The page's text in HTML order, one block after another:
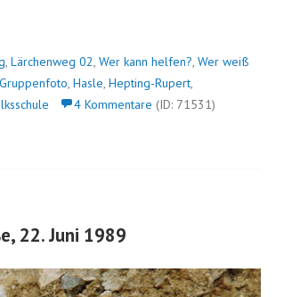
, Lärchenweg 02, Wer kann helfen?, Wer weiß
Gruppenfoto, Hasle, Hepting-Rupert,
4 Kommentare (ID: 71531)
22. Juni 1989